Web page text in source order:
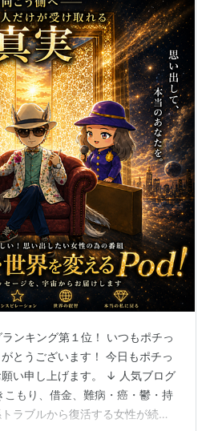
ンキング第１位！ いつもポチっ
とうございます！ 今日もポチっ
い申し上げます。 ↓ 人気ブログ
こもり、借金、難病・癌・鬱・持
ラブルから復活する女性が続